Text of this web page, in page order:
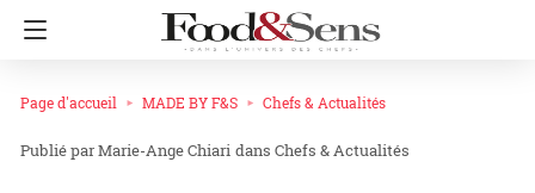
Page d'accueil MADE BY F&S Chefs & Actualités
Marie-Ange Chiari dans Chefs & Actualités